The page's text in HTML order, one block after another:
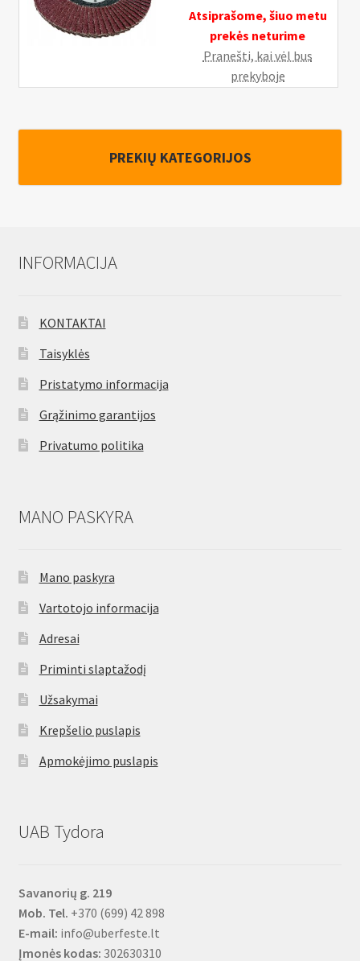
Atsiprašome, šiuo metu
prekės neturime
Pranešti, kai vėl bus
prekyboje
PREKIŲ KATEGORIJOS
INFORMACIJA
KONTAKTAI
Taisyklės
Pristatymo informacija
Grąžinimo garantijos
Privatumo politika
MANO PASKYRA
Mano paskyra
Vartotojo informacija
Adresai
Priminti slaptažodį
Užsakymai
Krepšelio puslapis
Apmokėjimo puslapis
UAB Tydora
Savanorių g. 219
Mob. Tel. +370 (699) 42 898
E-mail: info@uberfeste.lt
Įmonės kodas: 302630310